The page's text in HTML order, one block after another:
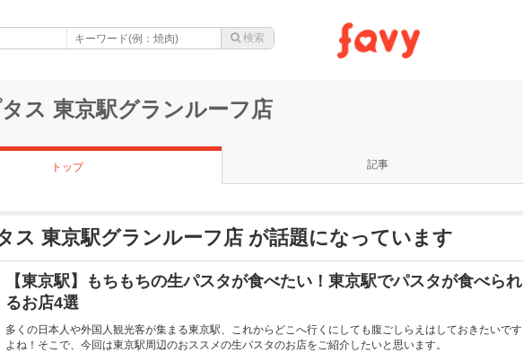
ス 東京駅グランルーフ店
トップ 記事
ス 東京駅グランルーフ店 が話題になっています
【東京駅】もちもちの生パスタが食べたい！東京駅でパスタが食べられ
るお店4選
多くの日本人や外国人観光客が集まる東京駅、これからどこへ行くにしても腹ごしらえはしておきたいです
よね！そこで、今回は東京駅周辺のおススメの生パスタのお店をご紹介したいと思います。